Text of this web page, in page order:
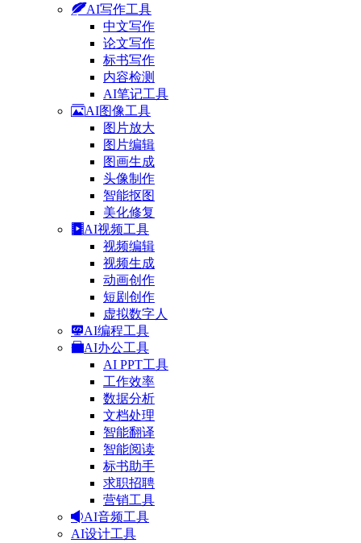
AI写作工具
中文写作
论文写作
标书写作
内容检测
AI笔记工具
AI图像工具
图片放大
图片编辑
图画生成
头像制作
智能抠图
美化修复
AI视频工具
视频编辑
视频生成
动画创作
短剧创作
虚拟数字人
AI编程工具
AI办公工具
AI PPT工具
工作效率
数据分析
文档处理
智能翻译
智能阅读
标书助手
求职招聘
营销工具
AI音频工具
AI设计工具